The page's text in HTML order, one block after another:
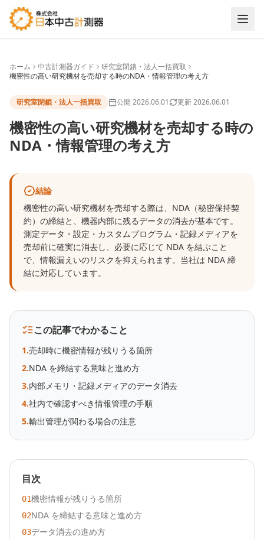
ホーム 中古計測器ガイド
研究室閉鎖・法人一括買取
機密性の高い研究機材を売却する時のNDA・情報管理の考え方
研究室閉鎖・法人一括買取 公開 2026.06.01 更新2026.06.01
機密性の高い研究機材を売却する時の
NDA・情報管理の考え方
結論
機密性の高い研究機材を売却する際は、NDA（秘密保持契
約）の締結と、機器内部に残るデータの消去が基本です。
測定データ・設定・カスタムプログラム・記録メディアを
売却前に確実に消去し、必要に応じて NDA を結ぶこと
で、情報漏えいのリスクを抑えられます。当社は NDA 締
結に対応しています。
この記事でわかること
1.売却時に機密情報が残りうる箇所
2.NDA を締結する意味と進め方
3.内部メモリ・記録メディアのデータ消去
4.社内で確認すべき情報管理の手順
5.輸出管理が関わる場合の注意
目次
01機密情報が残りうる箇所
02NDA を締結する意味と進め方
03データ消去の進め方